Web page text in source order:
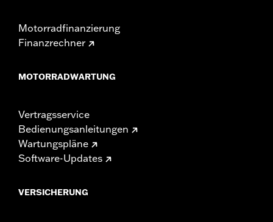
Motorradfinanzierung
Finanzrechner
MOTORRADWARTUNG
Vertragsservice
Bedienungsanleitungen
Wartungspläne
Software-Updates
VERSICHERUNG